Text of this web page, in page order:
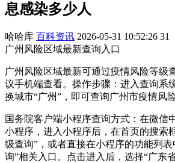
息感染多少人
哈哈库 百科资讯 2026-05-31 10:52:26 31
广州风险区域最新查询入口
广州风险区域最新可通过疫情风险等级
议手机端查看。操作步骤：进入查询系
换城市“广州”，即可查询广州市疫情风
国务院客户端小程序查询方式：在微信
小程序，进入小程序后，在首页的搜索
级查询”，或者直接在小程序的功能列
询”相关入口。点击进入后，选择“广东